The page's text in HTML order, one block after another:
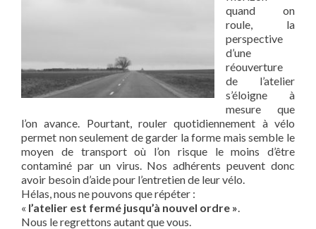
quand on
roule, la
perspective
d’une
réouverture
de l’atelier
s’éloigne à
mesure que
l’on avance. Pourtant, rouler quotidiennement à vélo
permet non seulement de garder la forme mais semble le
moyen de transport où l’on risque le moins d’être
contaminé par un virus. Nos adhérents peuvent donc
avoir besoin d’aide pour l’entretien de leur vélo.
Hélas, nous ne pouvons que répéter :
« l’atelier est fermé jusqu’à nouvel ordre »
Nous le regrettons autant que vous.